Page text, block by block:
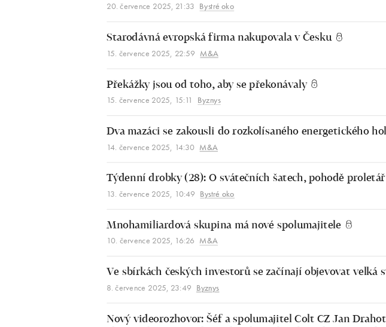
20. července 2025, 21:33 Bystré oko
Starodávná evropská firma nakupovala v Česku
15. července 2025, 22:59 M&A
Překážky jsou od toho, aby se překonávaly
15. července 2025, 15:11 Byznys
Dva mazáci se zakousli do rozkolísaného energetického
14. července 2025, 14:30 M&A
Týdenní drobky (28): O svátečních šatech, pohodě
13. července 2025, 10:49 Bystré oko
Mnohamiliardová skupina má nové spolumajitele
10. července 2025, 16:26 M&A
Ve sbírkách českých investorů se začínají objevovat velká
8. července 2025, 23:49 Byznys
Nový videorozhovor: Šéf a spolumajitel Colt CZ Jan